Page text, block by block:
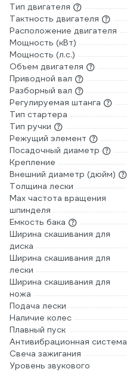
Тип двигателя
Тактность двигателя
Расположение двигателя
Мощность (кВт)
Мощность (л.с.)
Объем двигателя
Приводной вал
Разборный вал
Регулируемая штанга
Тип стартера
Тип ручки
Режущий элемент
Посадочный диаметр
Крепление
Внешний диаметр (дюйм)
Толщина лески
Max частота вращения
шпинделя
Емкость бака
Ширина скашивания для
диска
Ширина скашивания для
лески
Ширина скашивания для
ножа
Подача лески
Наличие колес
Плавный пуск
Антивибрационная система
Свеча зажигания
Уровень звукового